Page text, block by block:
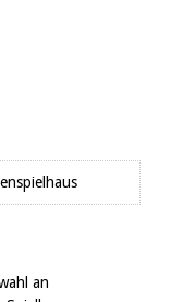
an